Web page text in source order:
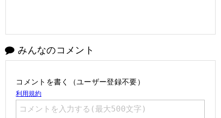
みんなのコメント
コメントを書く（ユーザー登録不要）